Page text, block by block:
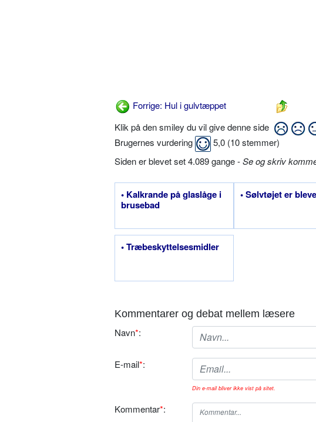
Forrige: Hul i gulvtæppet
Klik på den smiley du vil give denne side
Brugernes vurdering
5,0 (10stemmer)
Siden er blevet set 4.089 gange -Se og skriv
• Kalkrande på glaslåge i
brusebad
• Sølvtøjet er
• Træbeskyttelsesmidler
Kommentarer og debat mellem læsere
Navn*:
E-mail*:
Din e-mail bliver ikke vist på sitet.
Kommentar*: